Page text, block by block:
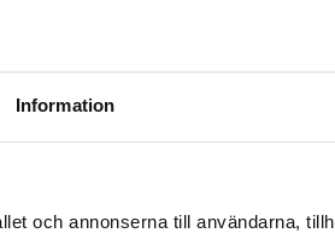
Information
och annonserna till användarna,